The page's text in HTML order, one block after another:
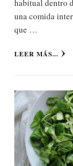
habitual dentro
una comida
que …
LEER MÁS...